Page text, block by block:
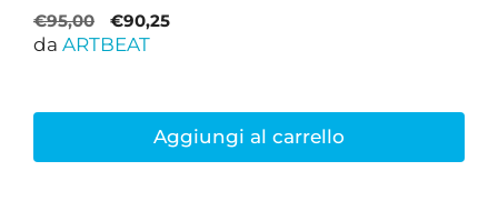
€95,00
Il
prezzo
€95,00.
€90,25Il
€90,25.
da ARTBEAT
Aggiungi al carrello